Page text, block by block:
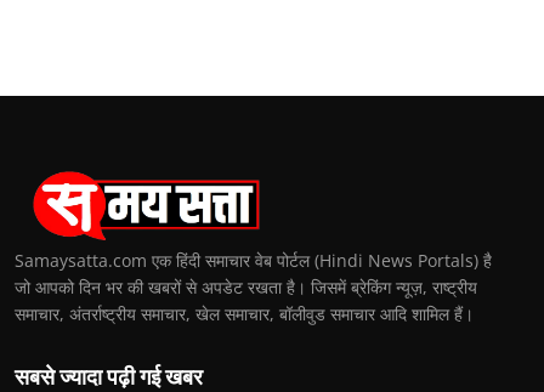
Samaysatta.com एक हिंदी समाचार वेब पोर्टल (Hindi News Portals) है
जो आपको दिन भर की खबरों से अपडेट रखता है। जिसमें ब्रेकिंग न्यूज़, राष्ट्रीय
समाचार, अंतर्राष्ट्रीय समाचार, खेल समाचार, बॉलीवुड समाचार आदि शामिल हैं।
सबसे ज्यादा पढ़ी गई खबर